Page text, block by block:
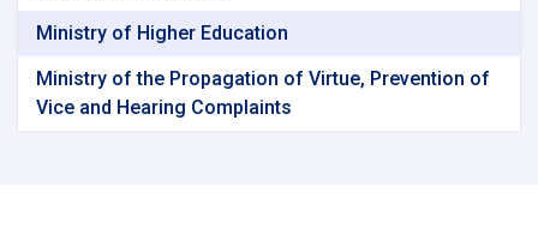
Ministry of Higher Education
Ministry of the Propagation of Virtue, Prevention of
Vice and Hearing Complaints